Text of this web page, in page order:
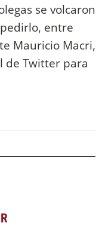
se volcaron
entre
Mauricio Macri,
de Twitter para